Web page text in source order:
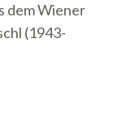
dem Wiener
(1943-